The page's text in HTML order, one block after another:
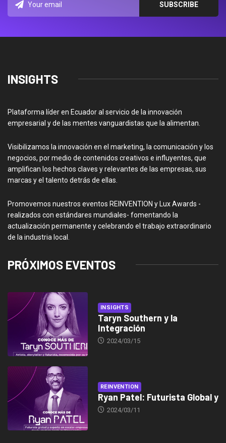
INSIGHTS
Plataforma líder en Ecuador al servicio de la innovación
empresarial y de las mentes vanguardistas que la alimentan.
Visibilizamos la innovación en el marketing, la comunicación y los
negocios, por medio de contenidos creativos e influyentes, que
amplifican los hechos claves y relevantes de las empresas, sus
marcas y el talento detrás de ellas.
Promovemos nuestros eventos REINVENTION y Lux Awards -
realizados con estándares mundiales- fomentando la
actualización permanente y celebrando el trabajo extraordinario
de la industria local.
PRÓXIMOS EVENTOS
INSIGHTS
Taryn Southern y la
Integración
2024/03/15
REINVENTION
Ryan Patel: Futurista Global y
2024/03/11